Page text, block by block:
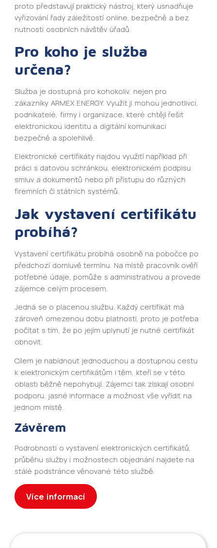
proto představují praktický nástroj, který usnadňuje
vyřizování řady záležitostí online, bezpečně a bez
nutnosti osobních návštěv úřadů.
Pro koho je služba
určena?
Služba je dostupná pro kohokoliv, nejen pro
zákazníky ARMEX ENERGY. Využít ji mohou jednotlivci,
podnikatelé, firmy i organizace, které chtějí řešit
elektronickou identitu a digitální komunikaci
bezpečně a spolehlivě.
Elektronické certifikáty najdou využití například při
práci s datovou schránkou, elektronickém podpisu
smluv a dokumentů nebo při přístupu do různých
firemních či státních systémů.
Jak vystavení certifikátu
probíhá?
Vystavení certifikátu probíhá osobně na pobočce po
předchozí domluvě termínu. Na místě pracovník ověří
potřebné údaje, pomůže s administrativou a provede
zájemce celým procesem.
Jedná se o placenou službu. Každý certifikát má
zároveň omezenou dobu platnosti, proto je potřeba
počítat s tím, že po jejím uplynutí je nutné certifikát
obnovit.
Cílem je nabídnout jednoduchou a dostupnou cestu
k elektronickým certifikátům i těm, kteří se v této
oblasti běžně nepohybují. Zájemci tak získají osobní
podporu, jasné informace a možnost vše vyřídit na
jednom místě.
Závěrem
Podrobnosti o vystavení elektronických certifikátů,
průběhu služby i možnostech objednání najdete na
stálé podstránce věnované této službě.
Více informací